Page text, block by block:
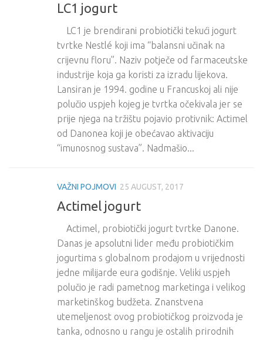
LC1 jogurt
LC1 je brendirani probiotički tekući jogurt
tvrtke Nestlé koji ima “balansni učinak na
crijevnu floru”. Naziv potječe od farmaceutske
industrije koja ga koristi za izradu lijekova.
Lansiran je 1994. godine u Francuskoj ali nije
polučio uspjeh kojeg je tvrtka očekivala jer se
prije njega na tržištu pojavio protivnik: Actimel
od Danonea koji je obećavao aktivaciju
“imunosnog sustava”. Nadmašio...
VAŽNI POJMOVI 25 AUGUST, 2017
Actimel jogurt
Actimel, probiotički jogurt tvrtke Danone.
Danas je apsolutni lider među probiotičkim
jogurtima s globalnom prodajom u vrijednosti
jedne milijarde eura godišnje. Veliki uspjeh
polučio je radi pametnog marketinga i velikog
marketinškog budžeta. Znanstvena
utemeljenost ovog probiotičkog proizvoda je
tanka, odnosno u rangu je ostalih prirodnih